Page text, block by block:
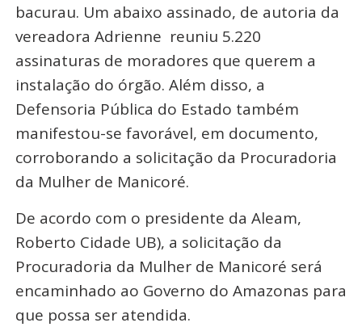
bacurau. Um abaixo assinado, de autoria da
vereadora Adrienne reuniu 5.220
assinaturas de moradores que querem a
instalação do órgão. Além disso, a
Defensoria Pública do Estado também
manifestou-se favorável, em documento,
corroborando a solicitação da Procuradoria
da Mulher de Manicoré.
De acordo com o presidente da Aleam,
Roberto Cidade UB), a solicitação da
Procuradoria da Mulher de Manicoré será
encaminhado ao Governo do Amazonas para
que possa ser atendida.